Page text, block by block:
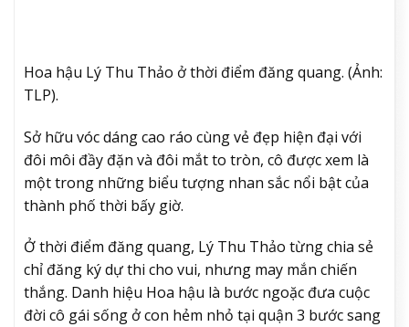
Hoa hậu Lý Thu Thảo ở thời điểm đăng quang. (Ảnh:
TLP).
Sở hữu vóc dáng cao ráo cùng vẻ đẹp hiện đại với
đôi môi đầy đặn và đôi mắt to tròn, cô được xem là
một trong những biểu tượng nhan sắc nổi bật của
thành phố thời bấy giờ.
Ở thời điểm đăng quang, Lý Thu Thảo từng chia sẻ
chỉ đăng ký dự thi cho vui, nhưng may mắn chiến
thắng. Danh hiệu Hoa hậu là bước ngoặc đưa cuộc
đời cô gái sống ở con hẻm nhỏ tại quận 3 bước sang